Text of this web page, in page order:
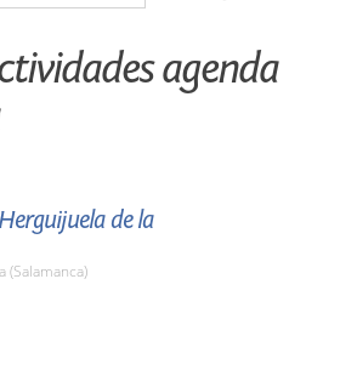
agenda
de la
(Salamanca)